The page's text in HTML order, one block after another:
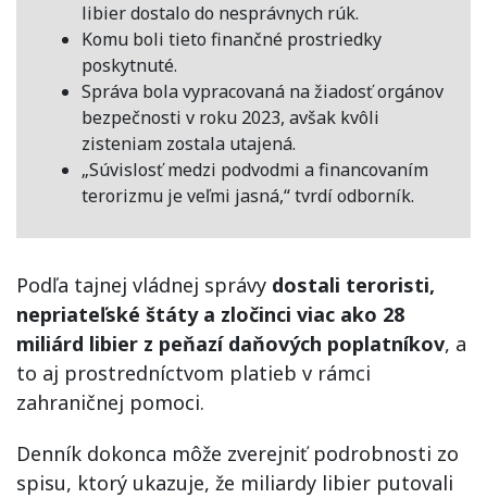
libier dostalo do nesprávnych rúk.
Komu boli tieto finančné prostriedky
poskytnuté.
Správa bola vypracovaná na žiadosť orgánov
bezpečnosti v roku 2023, avšak kvôli
zisteniam zostala utajená.
„Súvislosť medzi podvodmi a financovaním
terorizmu je veľmi jasná,“ tvrdí odborník.
Podľa tajnej vládnej správy dostali teroristi,
nepriateľské štáty a zločinci viac ako 28
miliárd libier z peňazí daňových poplatníkov, a
to aj prostredníctvom platieb v rámci
zahraničnej pomoci.
Denník dokonca môže zverejniť podrobnosti zo
spisu, ktorý ukazuje, že miliardy libier putovali